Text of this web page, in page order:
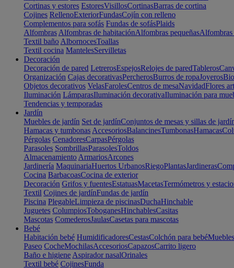
Cortinas y estores EstoresVisillosCortinasBarras de cortina
Cojines RellenoExteriorFundasCojín con relleno
Complementos para sofás Fundas de sofásPlaids
Alfombras Alfombras de habitaciónAlfombras pequeñasAlfombras
Textil baño AlbornocesToallas
Textil cocina MantelesServilletas
Decoración
Decoración de pared LetrerosEspejosRelojes de paredTableros
Organización Cajas decorativasPercherosBurros de ropaJoyeros
Objetos decorativos VelasFarolesCentros de mesaNavidadFlores
Iluminación LámparasIluminación decorativaIluminación para
Tendencias y temporadas
Jardín
Muebles de jardín Set de jardínConjuntos de mesas y sillas de
Hamacas y tumbonas AccesoriosBalancinesTumbonasHamacas
Pérgolas CenadoresCarpasPérgolas
Parasoles SombrillasParasolesToldos
Almacenamiento ArmariosArcones
Jardinería MaquinariaHuertos UrbanosRiegoPlantasJardineras
Cocina BarbacoasCocina de exterior
Decoración Grifos y fuentesEstatuasMacetasTermómetros y
Textil Cojines de jardínFundas de jardín
Piscina PlegableLimpieza de piscinasDuchaHinchable
Juguetes ColumpiosToboganesHinchablesCasitas
Mascotas ComederosJaulasCasetas para mascotas
Bebé
Habitación bebé HumidificadoresCestasColchón para bebé
Paseo CocheMochilasAccesoriosCapazosCarrito ligero
Baño e higiene Aspirador nasalOrinales
Textil bebé CojinesFunda